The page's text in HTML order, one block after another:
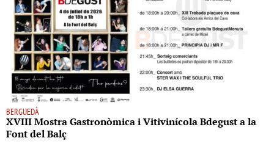
BERGUEDÀ
XVIII Mostra Gastronòmica i Vitivinícola Bdegust a la
Font del Balç